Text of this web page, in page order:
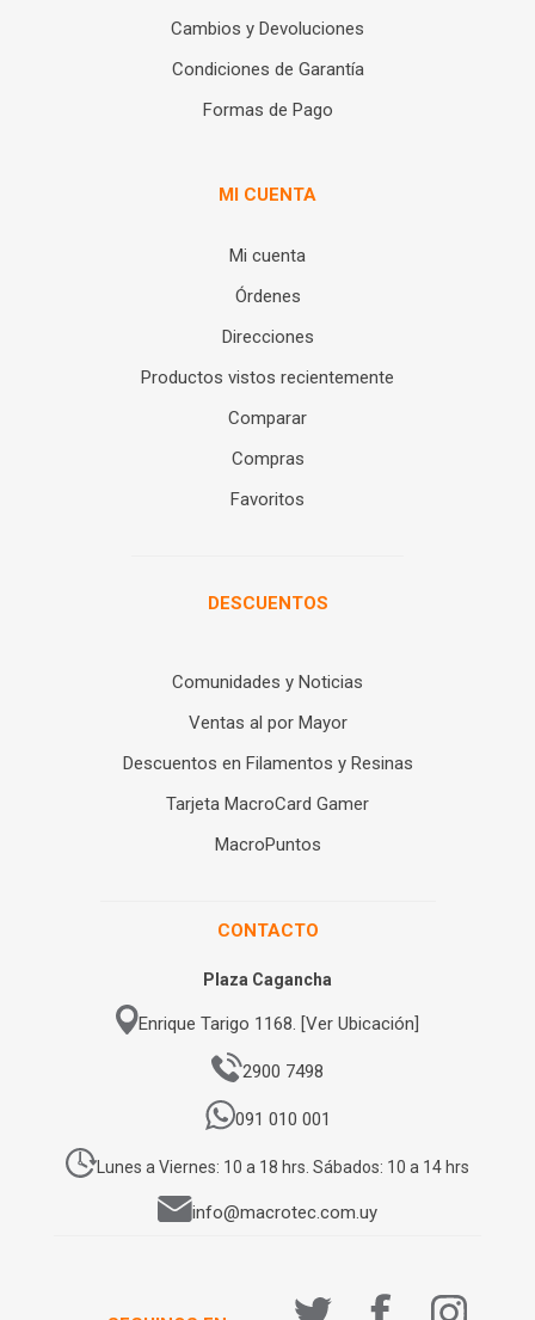
Cambios y Devoluciones
Condiciones de Garantía
Formas de Pago
MI CUENTA
Mi cuenta
Órdenes
Direcciones
Productos vistos recientemente
Comparar
Compras
Favoritos
DESCUENTOS
Comunidades y Noticias
Ventas al por Mayor
Descuentos en Filamentos y Resinas
Tarjeta MacroCard Gamer
MacroPuntos
CONTACTO
Plaza Cagancha
Enrique Tarigo 1168. [Ver Ubicación]
2900 7498
091 010 001
Lunes a Viernes: 10 a 18 hrs. Sábados: 10 a 14 hrs
info@macrotec.com.uy